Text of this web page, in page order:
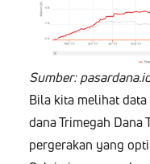
Sumber:
Bila kita melihat
dana Trimegah Dana
pergerakan yang